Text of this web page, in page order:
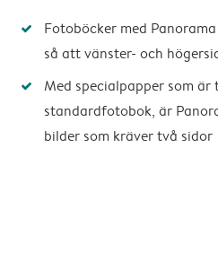
Fotoböcker med
så att vänster- och
Med specialpapper som är
standardfotobok, är
bilder som kräver två sidor